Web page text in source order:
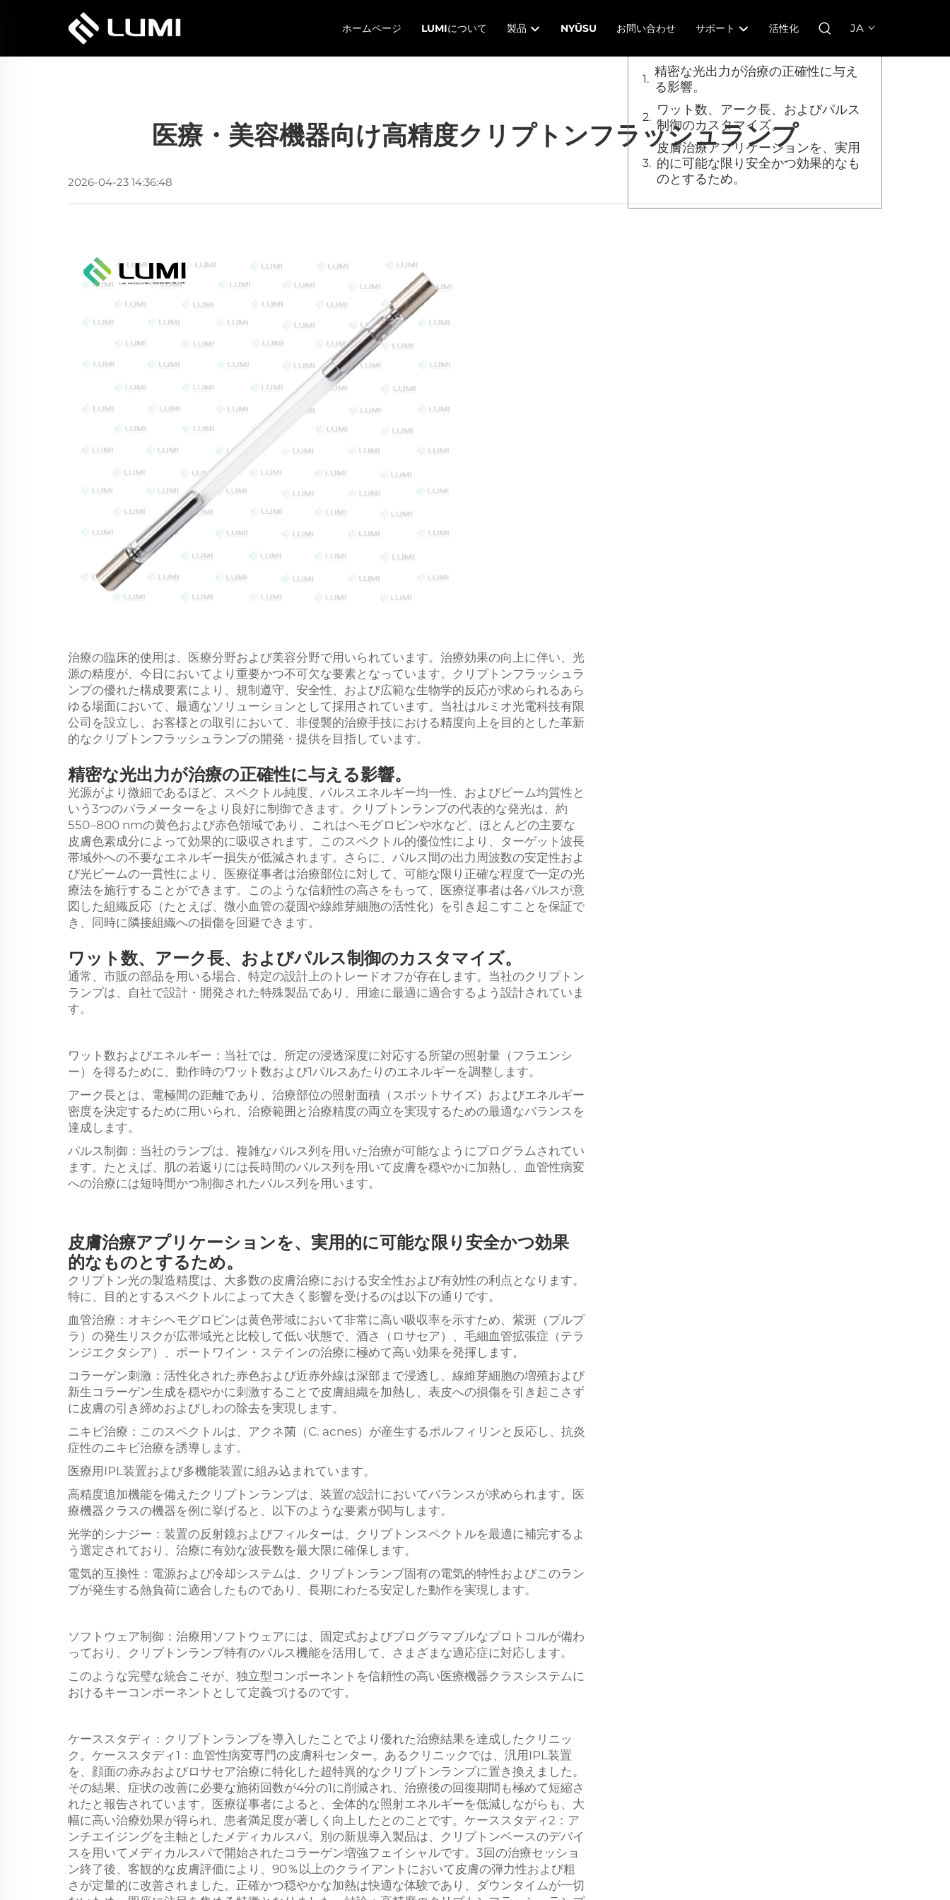
ホームページ LUMIについて 製品 NYŪSU お問い合わせ サポート 活性化 JA
医療・美容機器向け高精度クリプトンフラッシュランプ
2026-04-23 14:36:48
治療の臨床的使用は、医療分野および美容分野で用いられています。治療効果の向上に伴い、光
源の精度が、今日においてより重要かつ不可欠な要素となっています。クリプトンフラッシュラ
ンプの優れた構成要素により、規制遵守、安全性、および広範な生物学的反応が求められるあら
ゆる場面において、最適なソリューションとして採用されています。当社はルミオ光電科技有限
公司を設立し、お客様との取引において、非侵襲的治療手技における精度向上を目的とした革新
的なクリプトンフラッシュランプの開発・提供を目指しています。
精密な光出力が治療の正確性に与える影響。
光源がより微細であるほど、スペクトル純度、パルスエネルギー均一性、およびビーム均質性と
いう3つのパラメーターをより良好に制御できます。クリプトンランプの代表的な発光は、約
550–800 nmの黄色および赤色領域であり、これはヘモグロビンや水など、ほとんどの主要な
皮膚色素成分によって効果的に吸収されます。このスペクトル的優位性により、ターゲット波長
帯域外への不要なエネルギー損失が低減されます。さらに、パルス間の出力周波数の安定性およ
び光ビームの一貫性により、医療従事者は治療部位に対して、可能な限り正確な程度で一定の光
療法を施行することができます。このような信頼性の高さをもって、医療従事者は各パルスが意
図した組織反応（たとえば、微小血管の凝固や線維芽細胞の活性化）を引き起こすことを保証で
き、同時に隣接組織への損傷を回避できます。
ワット数、アーク長、およびパルス制御のカスタマイズ。
通常、市販の部品を用いる場合、特定の設計上のトレードオフが存在します。当社のクリプトン
ランプは、自社で設計・開発された特殊製品であり、用途に最適に適合するよう設計されていま
す。
ワット数およびエネルギー：当社では、所定の浸透深度に対応する所望の照射量（フラエンシ
ー）を得るために、動作時のワット数および1パルスあたりのエネルギーを調整します。
アーク長とは、電極間の距離であり、治療部位の照射面積（スポットサイズ）およびエネルギー
密度を決定するために用いられ、治療範囲と治療精度の両立を実現するための最適なバランスを
達成します。
パルス制御：当社のランプは、複雑なパルス列を用いた治療が可能なようにプログラムされてい
ます。たとえば、肌の若返りには長時間のパルス列を用いて皮膚を穏やかに加熱し、血管性病変
への治療には短時間かつ制御されたパルス列を用います。
皮膚治療アプリケーションを、実用的に可能な限り安全かつ効果
的なものとするため。
クリプトン光の製造精度は、大多数の皮膚治療における安全性および有効性の利点となります。
特に、目的とするスペクトルによって大きく影響を受けるのは以下の通りです。
血管治療：オキシヘモグロビンは黄色帯域において非常に高い吸収率を示すため、紫斑（プルプ
ラ）の発生リスクが広帯域光と比較して低い状態で、酒さ（ロサセア）、毛細血管拡張症（テラ
ンジエクタシア）、ポートワイン・ステインの治療に極めて高い効果を発揮します。
コラーゲン刺激：活性化された赤色および近赤外線は深部まで浸透し、線維芽細胞の増殖および
新生コラーゲン生成を穏やかに刺激することで皮膚組織を加熱し、表皮への損傷を引き起こさず
に皮膚の引き締めおよびしわの除去を実現します。
ニキビ治療：このスペクトルは、アクネ菌（C. acnes）が産生するポルフィリンと反応し、抗炎
症性のニキビ治療を誘導します。
医療用IPL装置および多機能装置に組み込まれています。
高精度追加機能を備えたクリプトンランプは、装置の設計においてバランスが求められます。医
療機器クラスの機器を例に挙げると、以下のような要素が関与します。
光学的シナジー：装置の反射鏡およびフィルターは、クリプトンスペクトルを最適に補完するよ
う選定されており、治療に有効な波長数を最大限に確保します。
電気的互換性：電源および冷却システムは、クリプトンランプ固有の電気的特性およびこのラン
プが発生する熱負荷に適合したものであり、長期にわたる安定した動作を実現します。
ソフトウェア制御：治療用ソフトウェアには、固定式およびプログラマブルなプロトコルが備わ
っており、クリプトンランプ特有のパルス機能を活用して、さまざまな適応症に対応します。
このような完璧な統合こそが、独立型コンポーネントを信頼性の高い医療機器クラスシステムに
おけるキーコンポーネントとして定義づけるのです。
ケーススタディ：クリプトンランプを導入したことでより優れた治療結果を達成したクリニッ
ク。ケーススタディ1：血管性病変専門の皮膚科センター。あるクリニックでは、汎用IPL装置
を、顔面の赤みおよびロサセア治療に特化した超特異的なクリプトンランプに置き換えました。
その結果、症状の改善に必要な施術回数が4分の1に削減され、治療後の回復期間も極めて短縮さ
れたと報告されています。医療従事者によると、全体的な照射エネルギーを低減しながらも、大
幅に高い治療効果が得られ、患者満足度が著しく向上したとのことです。ケーススタディ2：ア
ンチエイジングを主軸としたメディカルスパ。別の新規導入製品は、クリプトンベースのデバイ
スを用いてメディカルスパで開始されたコラーゲン増強フェイシャルです。3回の治療セッショ
ン終了後、客観的な皮膚評価により、90％以上のクライアントにおいて皮膚の弾力性および粗
さが定量的に改善されました。正確かつ穏やかな加熱は快適な体験であり、ダウンタイムが一切
目次
精密な光出力が治療の正確性に与え
る影響。
ワット数、アーク長、およびパルス
制御のカスタマイズ。
皮膚治療アプリケーションを、実用
的に可能な限り安全かつ効果的なも
のとするため。